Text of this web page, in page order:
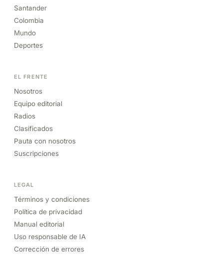
Santander
Colombia
Mundo
Deportes
EL FRENTE
Nosotros
Equipo editorial
Radios
Clasificados
Pauta con nosotros
Suscripciones
LEGAL
Términos y condiciones
Política de privacidad
Manual editorial
Uso responsable de IA
Corrección de errores